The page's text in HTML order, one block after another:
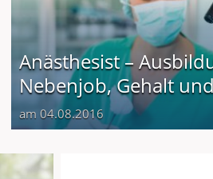
Anästhesist –
Nebenjob, Gehalt
am 04.08.2016